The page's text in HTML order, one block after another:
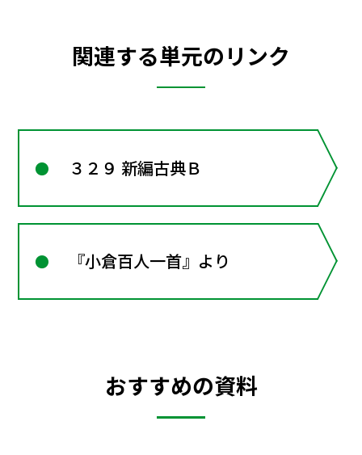
関連する単元のリンク
３２９ 新編古典Ｂ
『小倉百人一首』より
おすすめの資料